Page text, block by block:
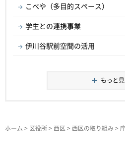
こべや（多目的スペース）
学生との連携事業
伊川谷駅前空間の活用
もっと
ホーム > 区役所> 西区 > 西区の取り組み >